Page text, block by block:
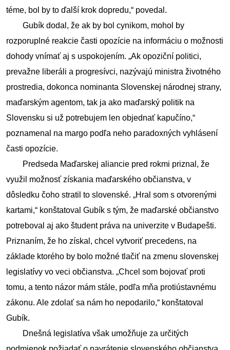
téme, bol by to ďalší krok dopredu,“ povedal.
Gubík dodal, že ak by bol cynikom, mohol by
rozporuplné reakcie časti opozície na informáciu o možnosti
dohody vnímať aj s uspokojením. „Ak opoziční politici,
prevažne liberáli a progresívci, nazývajú ministra životného
prostredia, dokonca nominanta Slovenskej národnej strany,
maďarským agentom, tak ja ako maďarský politik na
Slovensku si už potrebujem len objednať kapučíno,“
poznamenal na margo podľa neho paradoxných vyhlásení
časti opozície.
Predseda Maďarskej aliancie pred rokmi priznal, že
využil možnosť získania maďarského občianstva, v
dôsledku čoho stratil to slovenské. „Hral som s otvorenými
kartami,“ konštatoval Gubík s tým, že maďarské občianstvo
potreboval aj ako študent práva na univerzite v Budapešti.
Priznaním, že ho získal, chcel vytvoriť precedens, na
základe ktorého by bolo možné tlačiť na zmenu slovenskej
legislatívy vo veci občianstva. „Chcel som bojovať proti
tomu, a tento názor mám stále, podľa mňa protiústavnému
zákonu. Ale zdolať sa nám ho nepodarilo,“ konštatoval
Gubík.
Dnešná legislatíva však umožňuje za určitých